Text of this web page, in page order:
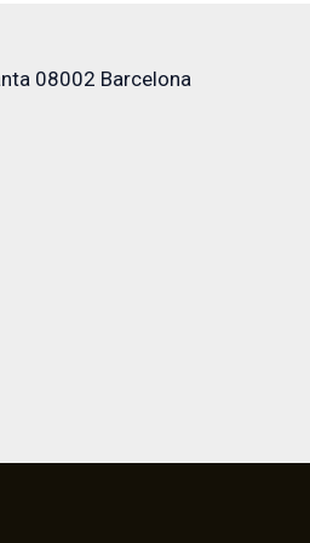
08002 Barcelona